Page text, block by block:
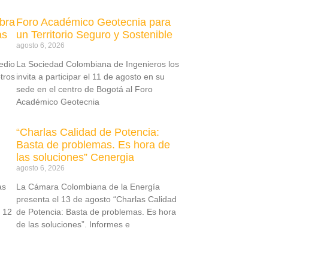
Foro Académico Geotecnia para
un Territorio Seguro y Sostenible
agosto 6, 2026
La Sociedad Colombiana de Ingenieros los
invita a participar el 11 de agosto en su
sede en el centro de Bogotá al Foro
Académico Geotecnia
12
“Charlas Calidad de Potencia:
Basta de problemas. Es hora de
las soluciones” Cenergia
agosto 6, 2026
La Cámara Colombiana de la Energía
presenta el 13 de agosto “Charlas Calidad
de Potencia: Basta de problemas. Es hora
de las soluciones”. Informes e